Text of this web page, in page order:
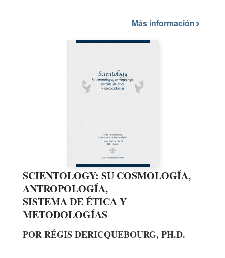
Más información
SCIENTOLOGY: SU COSMOLOGÍA,
ANTROPOLOGÍA,
SISTEMA DE ÉTICAY
METODOLOGÍAS
POR RÉGIS DERICQUEBOURG, PH.D.